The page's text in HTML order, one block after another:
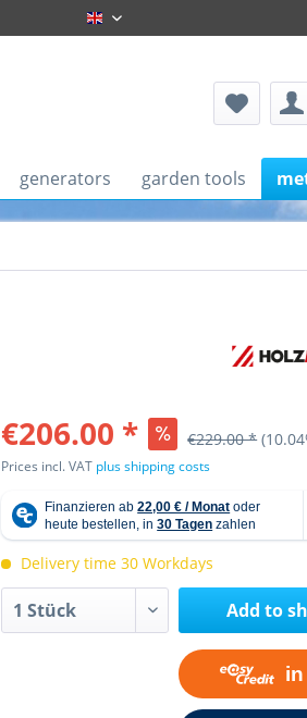
Englisch
generators garden tools
€206.00 * €229.00 *
Prices incl. VAT plus shipping costs
Delivery time 30 Workdays
Add to